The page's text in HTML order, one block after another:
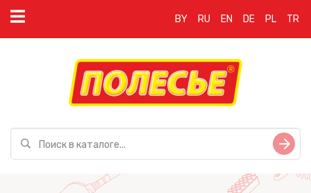
BY RU EN DE PL TR